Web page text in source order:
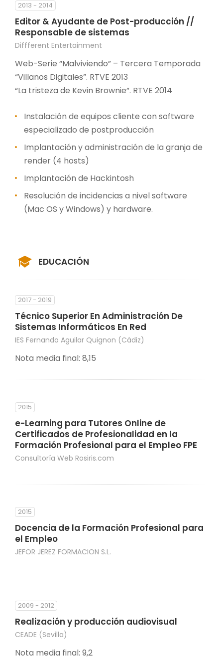
2013 - 2014
Editor & Ayudante de Post-producción //
Responsable de sistemas
Diffferent Entertainment
Web-Serie “Malviviendo” – Tercera Temporada
“Villanos Digitales”. RTVE 2013
“La tristeza de Kevin Brownie”. RTVE 2014
Instalación de equipos cliente con software
especializado de postproducción
Implantación y administración de la granja de
render (4 hosts)
Implantación de Hackintosh
Resolución de incidencias a nivel software
(Mac OS y Windows) y hardware.
EDUCACIÓN
2017 - 2019
Técnico Superior En Administración De
Sistemas Informáticos En Red
IES Fernando Aguilar Quignon (Cádiz)
Nota media final: 8,15
2015
e-Learning para Tutores Online de
Certificados de Profesionalidad en la
Formación Profesional para el Empleo FPE
Consultoría Web Rosiris.com
2015
Docencia de la Formación Profesional para
el Empleo
JEFOR JEREZ FORMACION S.L.
2009 - 2012
Realización y producción audiovisual
CEADE (Sevilla)
Nota media final: 9,2